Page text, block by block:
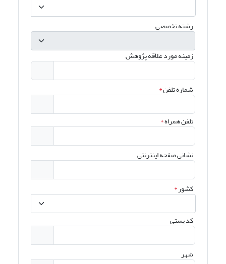
رشته تخصصی
زمینه مورد علاقه پژوهش
شماره تلفن*
تلفن همراه*
نشانی صفحه اینترنتی
کشور*
کد پستی
شهر